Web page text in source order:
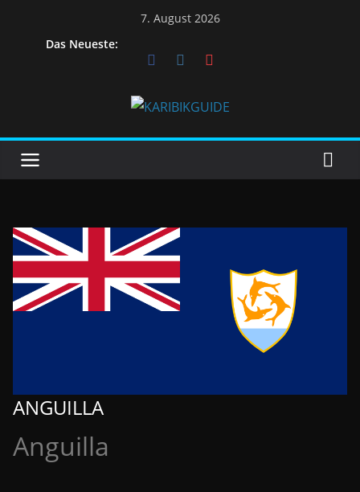
7. August 2026
Das Neueste:
ANGUILLA
Anguilla